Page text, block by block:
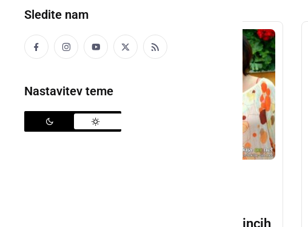
Sledite nam
Nastavitev teme
Gostilna pr' Francet v Kuršincih